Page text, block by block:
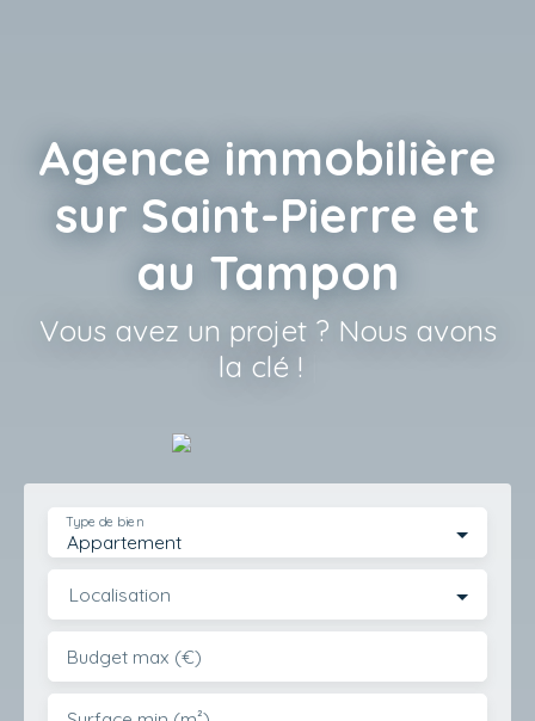
Agence immobilière
sur Saint-Pierre et
au Tampon
0693 920
Appartement
Localisation
Budget max (€)
Surface min (m²)